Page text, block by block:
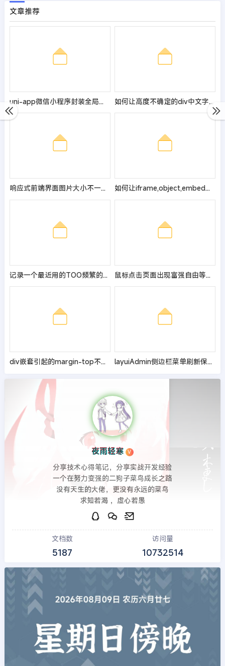
文章推荐
uni-app微信小程序封装全局判断是否登录方法结合全局变量 如何让高度不确定的div中文字水平垂直居中
响应式前端界面图片大小不一导致的页面错位的解决方法 如何让iframe,object,embed标签完美自适应视频宽度高度？
记录一个最近用的TOO频繁的网站侧面客服组件 鼠标点击页面出现富强自由等文字JS特效
div嵌套引起的margin-top不起作用的BUG问题 layuiAdmin侧边栏菜单刷新保持当前页面
夜雨轻寒 V
分享技术心得笔记，分享实战开发经验
一个在努力变强的二狗子菜鸟成长之路
没有天生的大佬，更没有永远的菜鸟
求知若渴 ，虚心若愚
文档数
5187
访问量
10732514